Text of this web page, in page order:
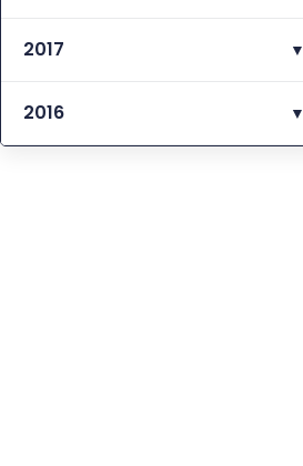
2017 ▼
2016 ▼